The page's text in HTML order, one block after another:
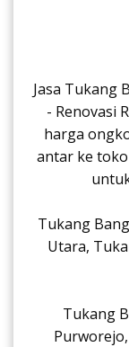
Jasa Tukang
- Renovasi
harga
antar ke
Tukang
Utara,
Tukang